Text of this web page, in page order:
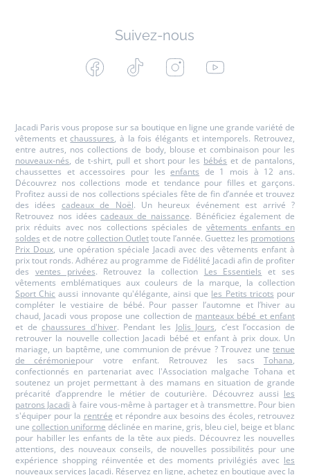
Suivez-nous
Facebook Tiktok InstagramYoutube
Jacadi Paris vous propose sur sa boutique en ligne une grande variété de
vêtements etchaussures, à la fois élégants et intemporels. Retrouvez,
entre autres, nos collections de body, blouse et combinaison pour les
nouveaux-nés, de t-shirt, pull et short pour les bébés et de pantalons,
chaussettes et accessoires pour lesenfants de 1 mois à 12 ans.
Découvrez nos collections mode et tendance pour filles et garçons.
Profitez aussi de nos collections spéciales fête de fin d’année et trouvez
des idées cadeaux de Noël. Un heureux événement est arrivé ?
Retrouvez nos idéescadeaux de naissance. Bénéficiez également de
prix réduits avec nos collections spéciales devêtements enfants en
soldes et de notre collection Outlettoute l’année. Guettez les promotions
Prix Doux, une opération spéciale Jacadi avec des vêtements enfant à
prix tout ronds. Adhérez au programme de Fidélité Jacadi afin de profiter
des ventes privées. Retrouvez la collection Les Essentiels et ses
vêtements emblématiques aux couleurs de la marque, la collection
Sport Chic aussi innovante qu'élégante, ainsi que les Petits tricots pour
compléter le vestiaire de bébé. Pour passer l’automne et l’hiver au
chaud, Jacadi vous propose une collection de manteaux bébé et enfant
et dechaussures d'hiver. Pendant les Jolis Jours, c’est l’occasion de
retrouver la nouvelle collection Jacadi bébé et enfant à prix doux. Un
mariage, un baptême, une communion de prévue ? Trouvez une tenue
de cérémoniepour votre enfant. Retrouvez les sacsTohana,
confectionnés en partenariat avec l'Association malgache Tohana et
soutenez un projet permettant à des mamans en situation de grande
précarité d’apprendre le métier de couturière. Découvrez aussi les
patrons Jacadi à faire vous-même à partager et à transmettre. Pour bien
s'équiper pour la rentrée et répondre aux besoins des écoles, retrouvez
une collection uniforme déclinée en marine, gris, bleu ciel, beige et blanc
pour habiller les enfants de la tête aux pieds. Découvrez les nouvelles
attentions, des nouveaux conseils, de nouvelles possibilités pour une
expérience shopping réinventée et des moments privilégiés avec les
nouveaux services Jacadi. Réservez en ligne, achetez en boutique avec la